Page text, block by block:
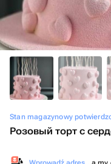
Stan magazynowy
Розовый торт с